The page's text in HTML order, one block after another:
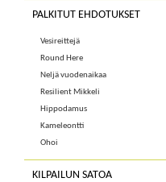
PALKITUT EHDOTUKSET
Vesireittejä
Round Here
Neljä vuodenaikaa
Resilient Mikkeli
Hippodamus
Kameleontti
Ohoi
KILPAILUN SATOA